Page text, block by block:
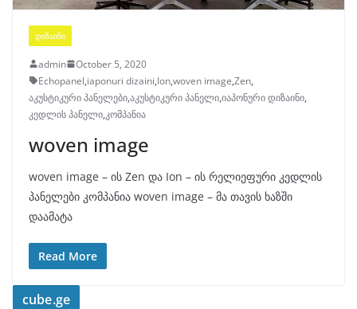
ᲓᲘᲖᲐᲘᲜᲘ
admin
October 5, 2020
Echopanel,iaponuri dizaini,Ion,woven image,Zen,
აკუსტიკური პანელები,აკუსტიკური პანელი,იაპონური დიზაინი,
კედლის პანელი,კომპანია
woven image
woven image – ის Zen და Ion – ის რელიეფური კედლის
პანელები კომპანია woven image – მა თავის ხაზში
დაამატა
Read More
cube.ge